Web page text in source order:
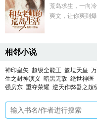
荒岛求生，一向
爽文，让你爽到
相邻小说
神印皇矢 超级全能王 篮坛天皇
生之封神演义 暗黑无敌 绝世神医
强房东 重夺荣耀 逆天作弊器之超